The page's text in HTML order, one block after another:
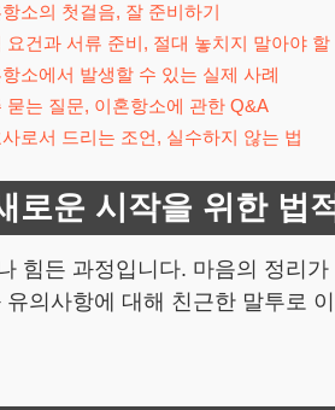
소의 첫걸음, 잘 준비하기
요건과 서류 준비, 절대 놓치지 말아야 할
소에서 발생할 수 있는 실제 사례
묻는 질문, 이혼항소에 관한 Q&A
로서 드리는 조언, 실수하지 않는 법
로운 시작을 위한 법
힘든 과정입니다. 마음의 정리
유의사항에 대해 친근한 말투로